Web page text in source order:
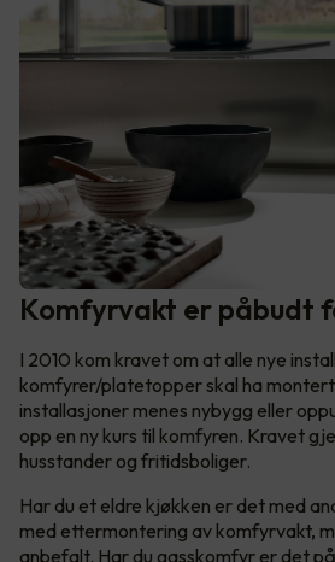
Komfyrvakt er påbudt
I 2010 kom kravet om at alle nye
komfyrer/platetopper skal ha
installasjoner menes nybygg eller
opp en ny kurs til komfyren. Kravet
husstander og fritidsboliger.
Har du et eldre kjøkken er det med
med ettermontering av komfyrvakt,
anbefalt. Har du gasskomfyr er det